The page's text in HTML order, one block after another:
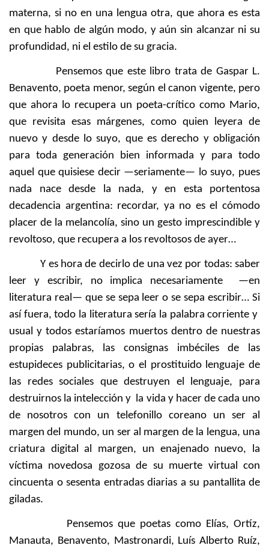
materna, si no en una lengua otra, que ahora es esta
en que hablo de algún modo, y aún sin alcanzar ni su
profundidad, ni el estilo de su gracia.
Pensemos que este libro trata de Gaspar L.
Benavento, poeta menor, según el canon vigente, pero
que ahora lo recupera un poeta-crítico como Mario,
que revisita esas márgenes, como quien leyera de
nuevo y desde lo suyo, que es derecho y obligación
para toda generación bien informada y para todo
aquel que quisiese decir —seriamente— lo suyo, pues
nada nace desde la nada, y en esta portentosa
decadencia argentina: recordar, ya no es el cómodo
placer de la melancolía, sino un gesto imprescindible y
revoltoso, que recupera a los revoltosos de ayer…
Y es hora de decirlo de una vez por todas: saber
leer y escribir, no implica necesariamente —en
literatura real— que se sepa leer o se sepa escribir… Si
así fuera, todo la literatura sería la palabra corriente y
usual y todos estaríamos muertos dentro de nuestras
propias palabras, las consignas imbéciles de las
estupideces publicitarias, o el prostituido lenguaje de
las redes sociales que destruyen el lenguaje, para
destruirnos la intelección y la vida y hacer de cada uno
de nosotros con un telefonillo coreano un ser al
margen del mundo, un ser al margen de la lengua, una
criatura digital al margen, un enajenado nuevo, la
víctima novedosa gozosa de su muerte virtual con
cincuenta o sesenta entradas diarias a su pantallita de
giladas.
Pensemos que poetas como Elías, Ortíz,
Manauta, Benavento, Mastronardi, Luís Alberto Ruíz,